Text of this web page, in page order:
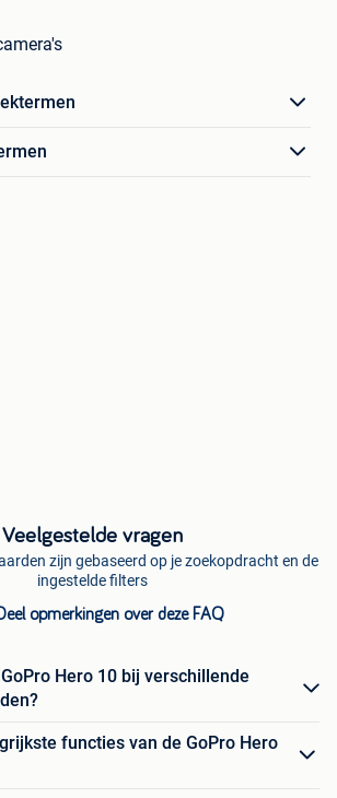
Veelgestelde vragen
zijn gebaseerd op je zoekopdracht en de
ingestelde filters
opmerkingen over deze FAQ
Hero 10 bij verschillende
functies van de GoPro Hero